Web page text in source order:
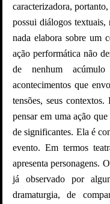
caracterizadora,
possui diálogos textuais,
nada elabora sobre um
ação performática não
de nenhum
acontecimentos que
tensões, seus
pensar em uma ação
de significantes. Ela é
evento. Em termos
apresenta personagens.
já observado por
dramaturgia, de